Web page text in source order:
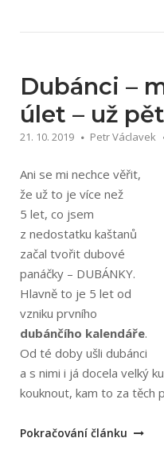
Dubánci –
úlet – už
21. 10. 2019 Petr Václavek
Ani se mi nechce věřit,
že už to je více než
5 let, co jsem
z nedostatku kaštanů
začal tvořit dubové
panáčky – DUBÁNKY.
Hlavně to je 5 let od
vzniku prvního
dubánčího kalendáře.
Od té doby ušli dubánci
a s nimi i já docela velký
kouknout, kam to za těch
„Dubánci
Pokračování článku